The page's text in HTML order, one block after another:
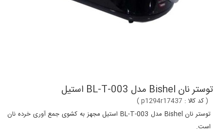
توستر نان Bishel مدل BL-T-003 استیل
(کد کالا : p1294r17437
)
توستر نان Bishel مدل BL-T-003 استیل مجهز به کشوی جمع آوری خرده نان
است.